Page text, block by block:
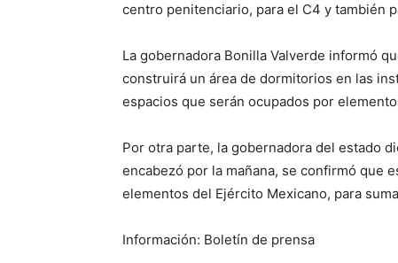
centro penitenciario, para el C4 y también
La gobernadora Bonilla Valverde informó
construirá un área de dormitorios en las
espacios que serán ocupados por
Por otra parte, la gobernadora del estado
encabezó por la mañana, se confirmó que
elementos del Ejército Mexicano, para
Información: Boletín de prensa